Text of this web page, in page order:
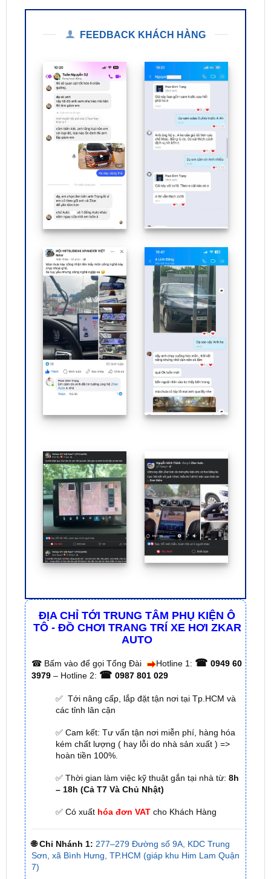
TÔ - ĐỒ CHƠI TRANG TRÍ XE HƠI ZKAR
☎Bấm vào để gọi Tổng Đài Hotline 1:☎ 0949 60
0987 801 029
✅ Tới nâng cấp, lắp đặt tận nơi tại Tp.HCM và
các tỉnh lân cận
✅ Cam kết: Tư vấn tận nơi miễn phí, hàng hóa
kém chất lượng ( hay lỗi do nhà sản xuất ) =>
✅ Thời gian làm việc kỹ thuật gắn tại nhà từ:8h
– 18h (Cả T7 Và Chủ Nhật)
✅ Có xuấthóa đơn VATcho Khách Hàng
🌐 Chi Nhánh 1: 277–279 Đường số 9A, KDC Trung
🌐 Chi Nhánh 2: 93 Trương Định, Phường Thủ Dầu
Một, Tp.HCM (Bình Dương cũ)